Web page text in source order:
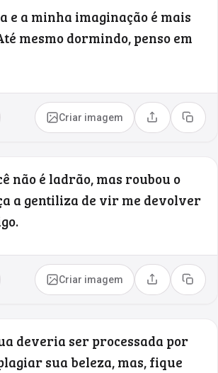
e a minha imaginação é mais
mesmo dormindo, penso em
Criar imagem Compartilhar
Copiar
não é ladrão, mas roubou o
a gentiliza de vir me devolver
Criar imagem Compartilhar
Copiar
deveria ser processada por
sua beleza, mas, fique